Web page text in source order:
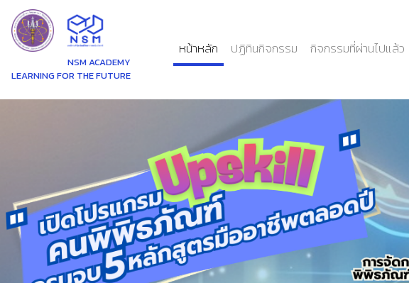
NSM ACADEMY
LEARNING FOR THE FUTURE
หน้าหลัก (current)
ปฏิทินกิจกรรม กิจกรรมที่ผ่านไปแล้ว